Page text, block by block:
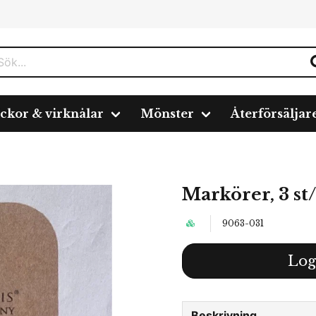
& virknålar Mönster
Markörer, 3
9063-031